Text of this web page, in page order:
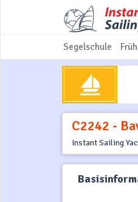
Segelschule
C2242 -
Instant Sailing